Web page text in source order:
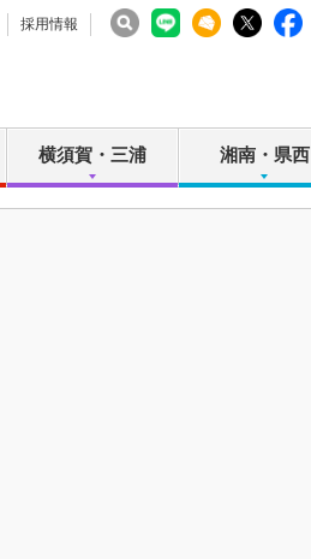
採用情報
横須賀・三浦 湘南・県西